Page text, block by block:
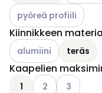
Katso käytettävissä
pyöreä profiili
Kiinnikkeen
Katso käytettävissä
alumiini teräs
Kaapelien
1 Katso
2 Katso
3